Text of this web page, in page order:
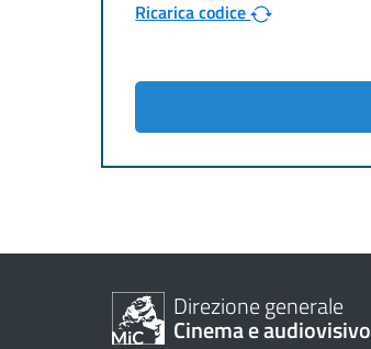
Ricarica codice
Direzione generale
Cinema e audiovisivo